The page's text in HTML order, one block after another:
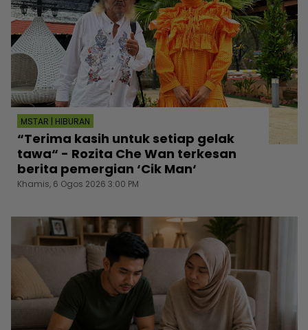
MSTAR | HIBURAN
“Terima kasih untuk setiap gelak
tawa“ - Rozita Che Wan terkesan
berita pemergian ‘Cik Man‘
Khamis, 6 Ogos 2026 3:00 PM